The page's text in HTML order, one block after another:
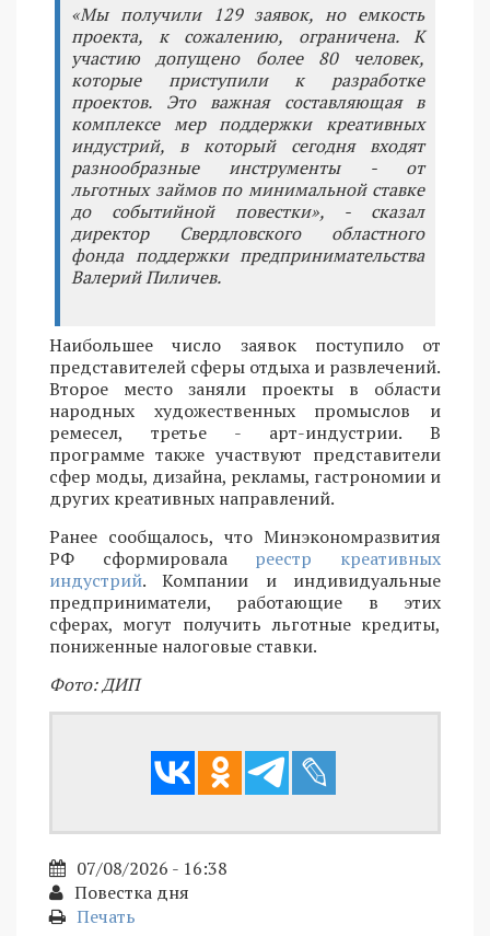
«Мы получили 129 заявок, но емкость
проекта, к сожалению, ограничена. К
участию допущено более 80 человек,
которые приступили к разработке
проектов. Это важная составляющая в
комплексе мер поддержки креативных
индустрий, в который сегодня входят
разнообразные инструменты - от
льготных займов по минимальной ставке
до событийной повестки», - сказал
директор Свердловского областного
фонда поддержки предпринимательства
Валерий Пиличев.
Наибольшее число заявок поступило от
представителей сферы отдыха и развлечений.
Второе место заняли проекты в области
народных художественных промыслов и
ремесел, третье - арт-индустрии. В
программе также участвуют представители
сфер моды, дизайна, рекламы, гастрономии и
других креативных направлений.
Ранее сообщалось, что Минэкономразвития
РФ сформировала реестр креативных
индустрий. Компании и индивидуальные
предприниматели, работающие в этих
сферах, могут получить льготные кредиты,
пониженные налоговые ставки.
Фото: ДИП
07/08/2026 - 16:38
Повестка дня
Печать